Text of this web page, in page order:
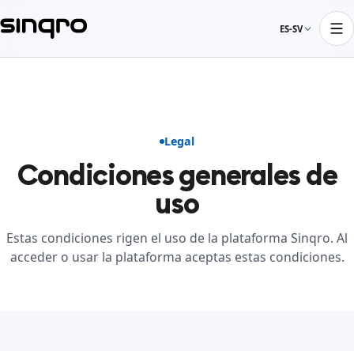
ES-SV
Legal
Condiciones generales de
uso
Estas condiciones rigen el uso de la plataforma Sinqro. Al
acceder o usar la plataforma aceptas estas condiciones.